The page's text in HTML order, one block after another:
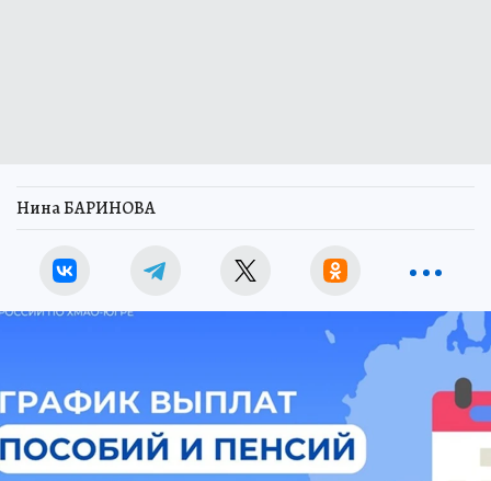
Нина БАРИНОВА